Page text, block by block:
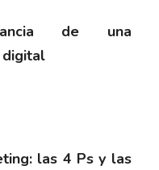
de una
digital
las 4 Ps y las